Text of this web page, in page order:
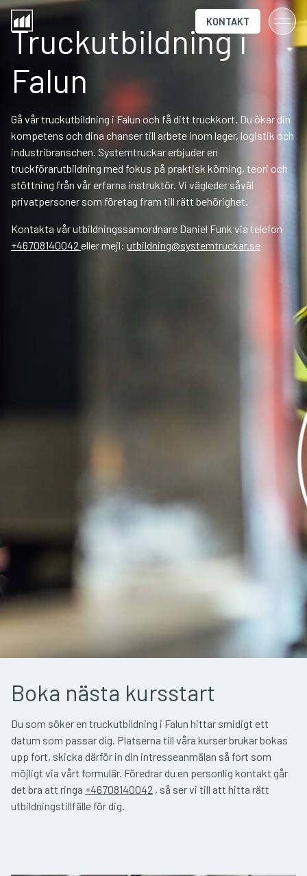
KONTAKT
Truckutbildning i
Falun
Gå vår truckutbildning i Falun och få ditt truckkort. Du ökar din
kompetens och dina chanser till arbete inom lager, logistik och
industribranschen. Systemtruckar erbjuder en
truckförarutbildning med fokus på praktisk körning, teori och
stöttning från vår erfarna instruktör. Vi vägleder såväl
privatpersoner som företag fram till rätt behörighet.
Kontakta vår utbildningssamordnare Daniel Funk via telefon
+46708140042 eller mejl: utbildning@systemtruckar.se
Boka nästa kursstart
Du som söker en truckutbildning i Falun hittar smidigt ett
datum som passar dig. Platserna till våra kurser brukar bokas
upp fort, skicka därför in din intresseanmälan så fort som
möjligt via vårt formulär. Föredrar du en personlig kontakt går
det bra att ringa +46708140042 , så ser vi till att hitta rätt
utbildningstillfälle för dig.